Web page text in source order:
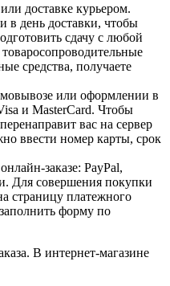
доставке курьером.
в день доставки, чтобы
сдачу с любой
средства, получаете
или оформлении в
и MasterCard. Чтобы
вас на сервер
ввести номер карты, срок
заказе: PayPal,
Для совершения покупки
страницу платежного
форму по
В интернет-магазине